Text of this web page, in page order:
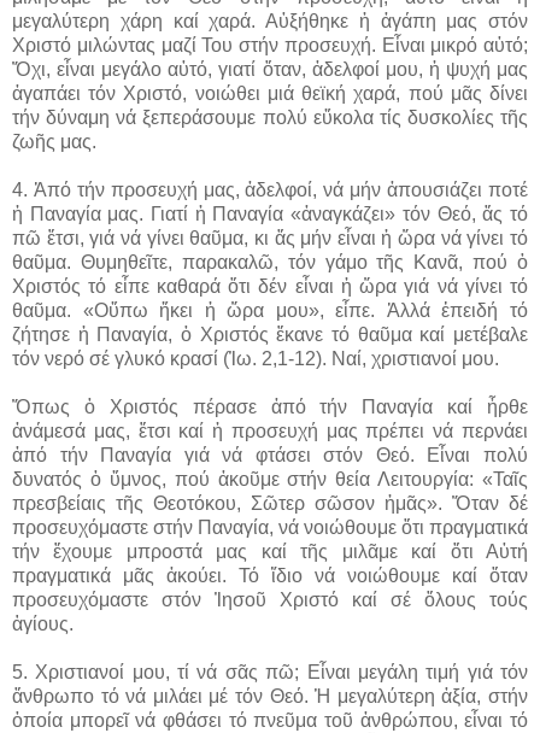
μεγαλύτερη χάρη καί χαρά. Αὐξήθηκε ἡ ἀγάπη μας στόν
Χριστό μιλώντας μαζί Του στήν προσευχή. Εἶναι μικρό αὐτό;
Ὄχι, εἶναι μεγάλο αὐτό, γιατί ὅταν, ἀδελφοί μου, ἡ ψυχή μας
ἀγαπάει τόν Χριστό, νοιώθει μιά θεϊκή χαρά, πού μᾶς δίνει
τήν δύναμη νά ξεπεράσουμε πολύ εὔκολα τίς δυσκολίες τῆς
ζωῆς μας.
4. Ἀπό τήν προσευχή μας, ἀδελφοί, νά μήν ἀπουσιάζει ποτέ
ἡ Παναγία μας. Γιατί ἡ Παναγία «ἀναγκάζει» τόν Θεό, ἄς τό
πῶ ἔτσι, γιά νά γίνει θαῦμα, κι ἄς μήν εἶναι ἡ ὥρα νά γίνει τό
θαῦμα. Θυμηθεῖτε, παρακαλῶ, τόν γάμο τῆς Κανᾶ, πού ὁ
Χριστός τό εἶπε καθαρά ὅτι δέν εἶναι ἡ ὥρα γιά νά γίνει τό
θαῦμα. «Οὔπω ἤκει ἡ ὥρα μου», εἶπε. Ἀλλά ἐπειδή τό
ζήτησε ἡ Παναγία, ὁ Χριστός ἔκανε τό θαῦμα καί μετέβαλε
τόν νερό σέ γλυκό κρασί (Ἰω. 2,1-12). Ναί, χριστιανοί μου.
Ὅπως ὁ Χριστός πέρασε ἀπό τήν Παναγία καί ἦρθε
ἀνάμεσά μας, ἔτσι καί ἡ προσευχή μας πρέπει νά περνάει
ἀπό τήν Παναγία γιά νά φτάσει στόν Θεό. Εἶναι πολύ
δυνατός ὁ ὕμνος, πού ἀκοῦμε στήν θεία Λειτουργία: «Ταῖς
πρεσβείαις τῆς Θεοτόκου, Σῶτερ σῶσον ἡμᾶς». Ὅταν δέ
προσευχόμαστε στήν Παναγία, νά νοιώθουμε ὅτι πραγματικά
τήν ἔχουμε μπροστά μας καί τῆς μιλᾶμε καί ὅτι Αὐτή
πραγματικά μᾶς ἀκούει. Τό ἴδιο νά νοιώθουμε καί ὅταν
προσευχόμαστε στόν Ἰησοῦ Χριστό καί σέ ὅλους τούς
ἁγίους.
5. Χριστιανοί μου, τί νά σᾶς πῶ; Εἶναι μεγάλη τιμή γιά τόν
ἄνθρωπο τό νά μιλάει μέ τόν Θεό. Ἡ μεγαλύτερη ἀξία, στήν
ὁποία μπορεῖ νά φθάσει τό πνεῦμα τοῦ ἀνθρώπου, εἶναι τό